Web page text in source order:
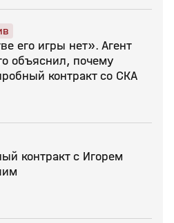
его игры нет». Агент
объяснил, почему
контракт со СКА
контракт с Игорем